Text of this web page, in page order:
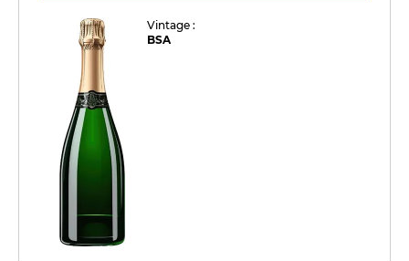
Vintage :
BSA